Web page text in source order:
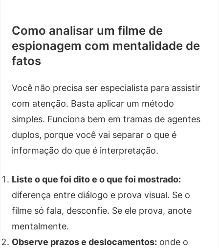
Como analisar um filme de
espionagem com mentalidade de
fatos
Você não precisa ser especialista para assistir
com atenção. Basta aplicar um método
simples. Funciona bem em tramas de agentes
duplos, porque você vai separar o que é
informação do que é interpretação.
Liste o que foi dito e o que foi mostrado:
diferença entre diálogo e prova visual. Se o
filme só fala, desconfie. Se ele prova, anote
mentalmente.
Observe prazos e deslocamentos: onde o